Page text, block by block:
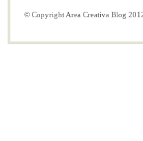
© Copyright Area Creativa Blog